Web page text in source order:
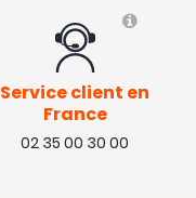
Service client en
France
02 35 00 30 00